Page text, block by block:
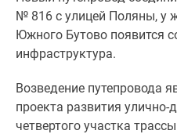
новостроек
Видеообзор
новостроек
Экспертиза
новостроек
Экология
Москвы
№ 816 с улицей Поляны, у
Южного Бутово появится
инфраструктура.
Возведение путепровода
проекта развития
четвертого участка